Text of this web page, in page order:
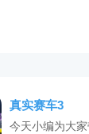
真实赛车3
今天小编为大